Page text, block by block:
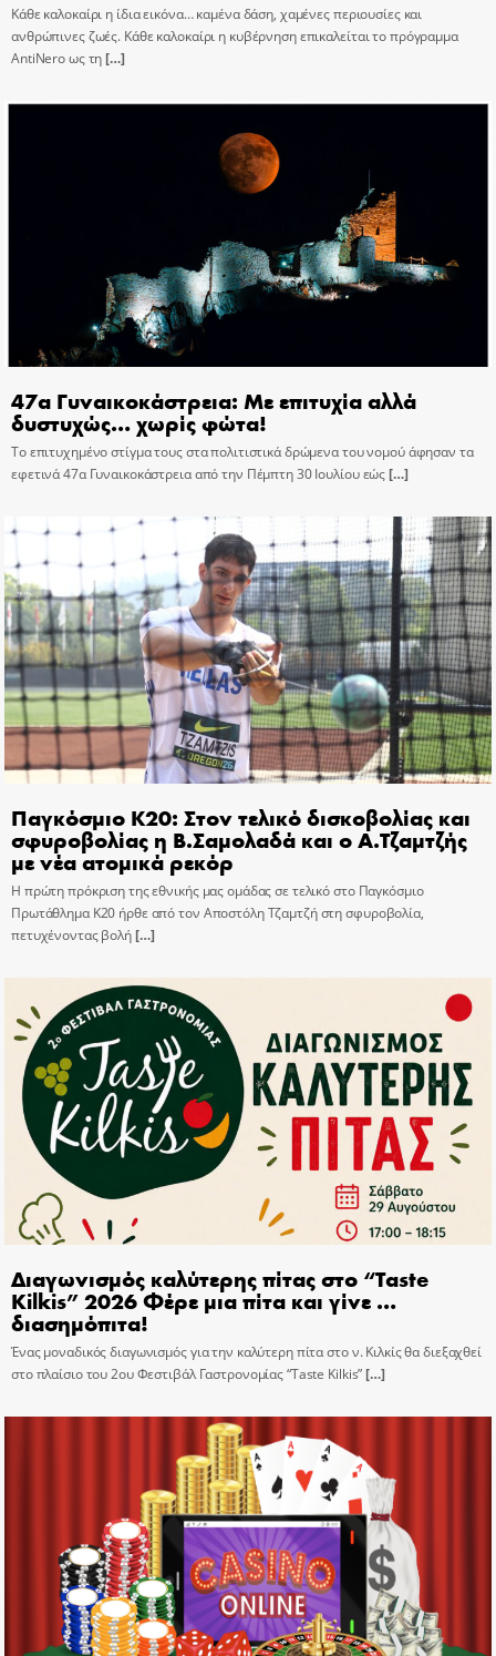
Κάθε καλοκαίρι η ίδια εικόνα… καμένα δάση, χαμένες περιουσίες και
ανθρώπινες ζωές. Κάθε καλοκαίρι η κυβέρνηση επικαλείται το πρόγραμμα
AntiNero ως τη[…]
47α Γυναικοκάστρεια: Με επιτυχία αλλά
δυστυχώς… χωρίς φώτα!
Το επιτυχημένο στίγμα τους στα πολιτιστικά δρώμενα του νομού άφησαν τα
εφετινά 47α Γυναικοκάστρεια από την Πέμπτη 30 Ιουλίου εώς[…]
Παγκόσμιο Κ20: Στον τελικό δισκοβολίας και
σφυροβολίας η Β.Σαμολαδά και ο Α.Τζαμτζής
με νέα ατομικά ρεκόρ
Η πρώτη πρόκριση της εθνικής μας ομάδας σε τελικό στο Παγκόσμιο
Πρωτάθλημα Κ20 ήρθε από τον Αποστόλη Τζαμτζή στη σφυροβολία,
πετυχένοντας βολή[…]
Διαγωνισμός καλύτερης πίτας στο “Taste
Kilkis” 2026 Φέρε μια πίτα και γίνε …
διασημόπιτα!
Ένας μοναδικός διαγωνισμός για την καλύτερη πίτα στο ν. Κιλκίς θα διεξαχθεί
στο πλαίσιο του 2ου Φεστιβάλ Γαστρονομίας “Taste Kilkis”[…]